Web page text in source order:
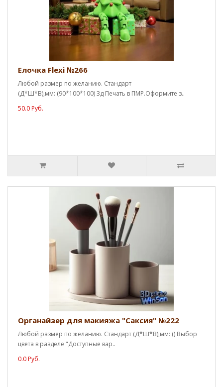
Елочка Flexi №266
Любой размер по желанию. Стандарт
(Д*Ш*В),мм: (90*100*100) 3д Печать в ПМР.Оформите з..
50.0 Руб.
Органайзер для макияжа "Саксия" №222
Любой размер по желанию. Стандарт (Д*Ш*В),мм: () Выбор
цвета в разделе "Доступные вар..
0.0 Руб.